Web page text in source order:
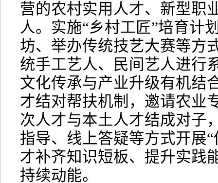
营的农村实用人才、新型职
人。实施“乡村工匠”培育计
坊、举办传统技艺大赛等方
统手工艺人、民间艺人进行
文化传承与产业升级有机结
才结对帮扶机制，邀请农业
次人才与本土人才结成对子
指导、线上答疑等方式开展
才补齐知识短板、提升实践
持续动能。